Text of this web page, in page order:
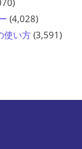
(4,028)
使い方 (3,591)